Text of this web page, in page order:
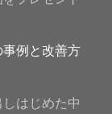
例と改善方
はじめた中